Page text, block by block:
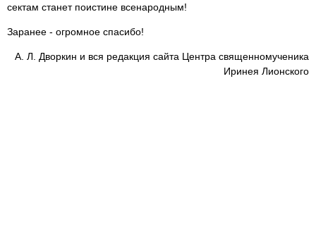
сектам станет поистине всенародным!
Заранее - огромное спасибо!
А. Л. Дворкин и вся редакция сайта Центра священномученика
Иринея Лионского